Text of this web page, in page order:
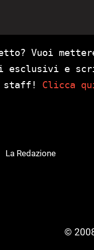
Vuoi
esclusivi e
staff! Clicca
La Redazione
©